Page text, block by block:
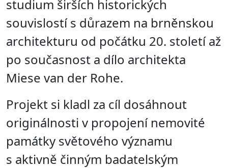
studium širších historických
souvislostí s důrazem na brněnskou
architekturu od počátku 20. století až
po současnost a dílo architekta
Miese van der Rohe.
Projekt si kladl za cíl dosáhnout
originálnosti v propojení nemovité
památky světového významu
s aktivně činným badatelským